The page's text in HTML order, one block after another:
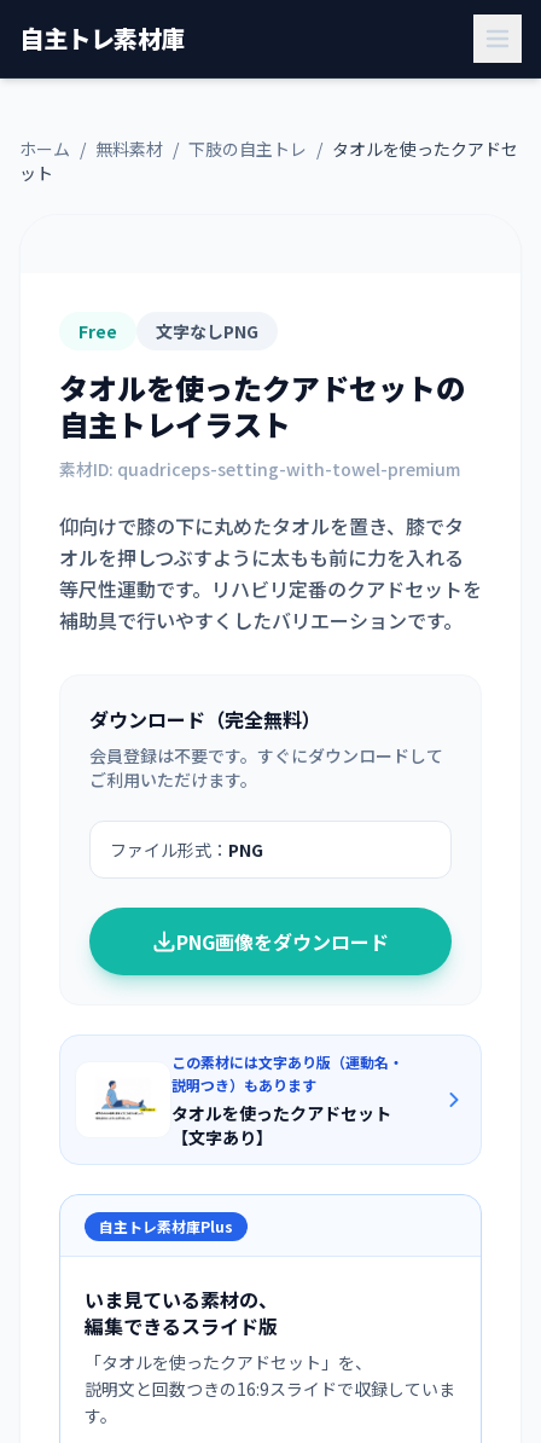
自主トレ素材庫
ホーム / 無料素材 / 下肢の自主トレ / タオルを使ったクアドセ
ット
Free 文字なしPNG
タオルを使ったクアドセットの
自主トレイラスト
素材ID: quadriceps-setting-with-towel-premium
仰向けで膝の下に丸めたタオルを置き、膝でタ
オルを押しつぶすように太もも前に力を入れる
等尺性運動です。リハビリ定番のクアドセットを
補助具で行いやすくしたバリエーションです。
ダウンロード（完全無料）
会員登録は不要です。すぐにダウンロードして
ご利用いただけます。
ファイル形式： PNG
PNG画像をダウンロード
この素材には文字あり版（運動名・
説明つき）もあります
タオルを使ったクアドセット
【文字あり】
自主トレ素材庫Plus
いま見ている素材の、
編集できるスライド版
「タオルを使ったクアドセット 」を、
説明文と回数つきの16:9スライドで収録していま
す。